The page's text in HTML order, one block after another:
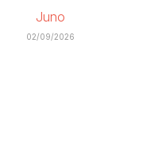
Juno
02/09/2026